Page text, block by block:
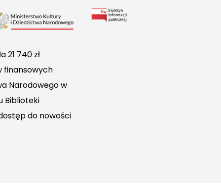
21 740 zł
finansowych
Narodowego w
Biblioteki
do nowości
Link